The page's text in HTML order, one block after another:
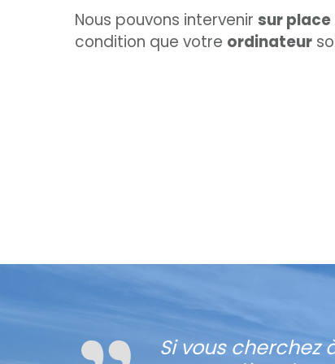
Nous pouvons intervenir sur place
condition que votre ordinateur
Si vous